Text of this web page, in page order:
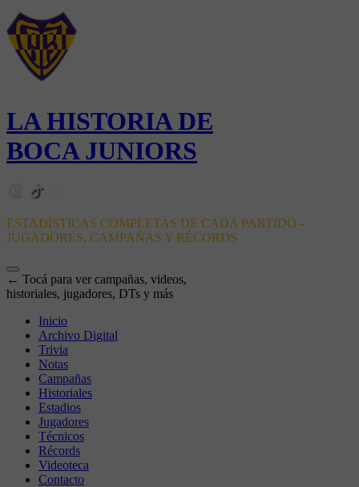
LA HISTORIA DE
BOCA JUNIORS
ESTADÍSTICAS COMPLETAS DE CADA PARTIDO -
JUGADORES, CAMPAÑAS Y RÉCORDS
← Tocá para ver campañas, videos,
historiales, jugadores, DTs y más
Inicio
Archivo Digital
Trivia
Notas
Campañas
Historiales
Estadios
Jugadores
Técnicos
Récords
Videoteca
Contacto